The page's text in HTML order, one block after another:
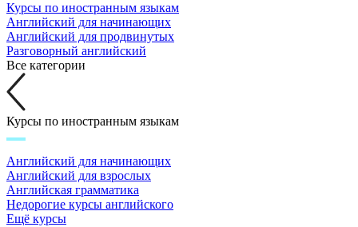
Курсы по иностранным языкам
Английский для начинающих
Английский для продвинутых
Разговорный английский
Все категории
Курсы по иностранным языкам
Английский для начинающих
Английский для взрослых
Английская грамматика
Недорогие курсы английского
Ещё курсы